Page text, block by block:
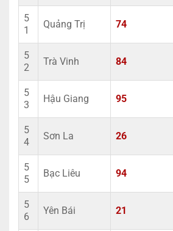
5
1
Quảng Trị 74
5
2
Trà Vinh 84
5
3
Hậu Giang 95
5
4
Sơn La 26
5
5
Bạc Liêu 94
5
6
Yên Bái 21